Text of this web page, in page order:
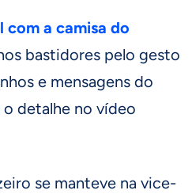
com a camisa do
bastidores pelo gesto
e mensagens do
detalhe no vídeo
se manteve na vice-